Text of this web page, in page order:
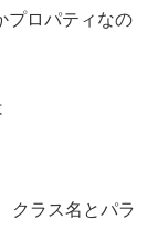
プロパティなの
クラス名とパラ